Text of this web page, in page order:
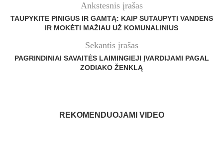
Ankstesnis įrašas
TAUPYKITE PINIGUS IR GAMTĄ: KAIP SUTAUPYTI VANDENS
IR MOKĖTI MAŽIAU UŽ KOMUNALINIUS
Sekantis įrašas
PAGRINDINIAI SAVAITĖS LAIMINGIEJI ĮVARDIJAMI PAGAL
ZODIAKO ŽENKLĄ
REKOMENDUOJAMI VIDEO